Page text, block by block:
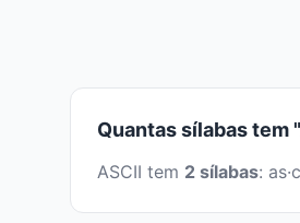
Quantas sílabas tem
ASCII tem 2 sílabas: